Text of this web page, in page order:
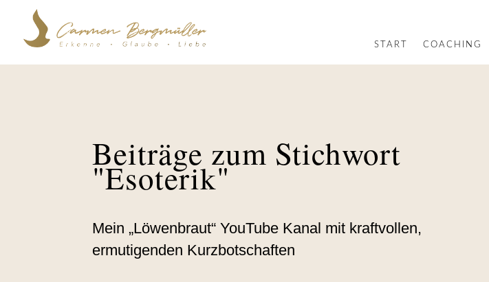
START COACHING
Beiträge zum Stichwort
"Esoterik"
Mein „Löwenbraut“ YouTube Kanal mit kraftvollen,
ermutigenden Kurzbotschaften